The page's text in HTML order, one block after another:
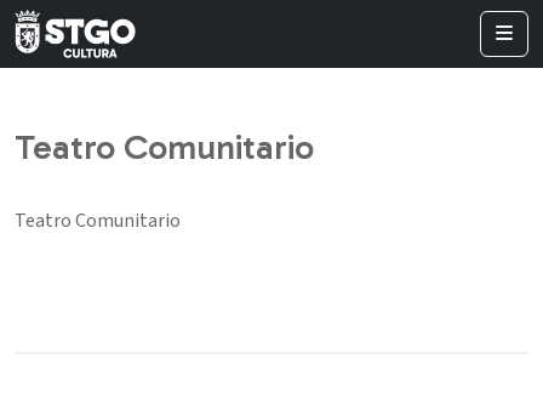
Teatro Comunitario
Teatro Comunitario